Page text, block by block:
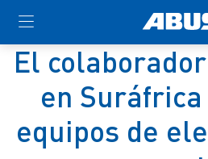
El
en
equipos de